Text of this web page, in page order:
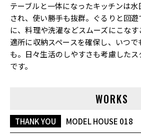
テーブルと一体になったキッチンは
され、使い勝手も抜群。ぐるりと回
に、料理や洗濯などスムーズにこな
適所に収納スペースを確保し、いつ
も。日々生活のしやすさも考慮した
です。
WORKS
THANK YOU MODEL HOUSE 018